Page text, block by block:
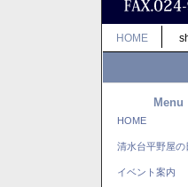
HOME
Menu
HOME
清水台平野屋の
イベント案内